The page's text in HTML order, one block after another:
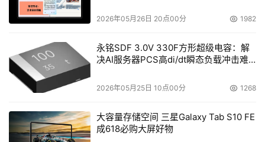
作为ATA RAID 存储市场的技术创新与领导者，在此次论
坛的存储集会厅PROMISE还发表了一个题目为：“PROMISE
技术的数据保护新方向”的简短演讲，其中强调了PROMISE
的RAID6和预测数字转移技术解决了在命令应用环境下高容
量SATA数组带来的问题。
2026年05月26日 20点00分 1982
永铭SDF 3.0V 330F方形超级电容：解
决AI服务器PCS高di/dt瞬态负载冲击难
2026年05月25日 10点00分 1268
大容量存储空间 三星Galaxy Tab S10 FE
成618必购大屏好物